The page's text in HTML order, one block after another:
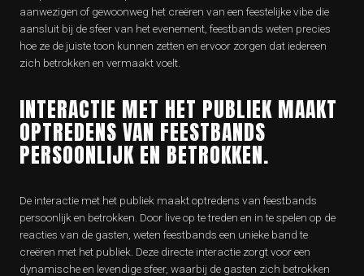
aanwezigen of gewoonweg het creëren van een feestelijke vibe die
aansluit bij de sfeer van het evenement, feestbands weten precies
hoe ze de juiste toon kunnen zetten en ervoor zorgen dat iedereen
zich betrokken en vermaakt voelt.
INTERACTIE MET HET PUBLIEK MAAKT
OPTREDENS VAN FEESTBANDS
PERSOONLIJK EN BETROKKEN.
De interactie met het publiek maakt optredens van feestbands
persoonlijk en betrokken. Door live op te treden en in te spelen op de
reacties van de gasten, weten feestbands een unieke band te
creëren met het publiek. Deze directe interactie zorgt voor een
dynamische en levendige sfeer, waarbij de gasten zich betrokken